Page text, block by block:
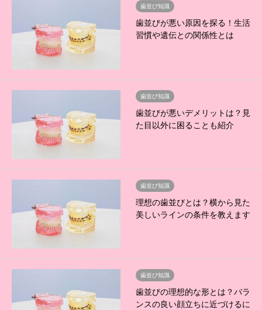
歯並び知識
歯並びが悪い原因を探る！生活
習慣や遺伝との関係性とは
歯並び知識
歯並びが悪いデメリットは？見
た目以外に困ることも紹介
歯並び知識
理想の歯並びとは？横から見た
美しいラインの条件を教えます
歯並び知識
歯並びの理想的な形とは？バラ
ンスの良い顔立ちに近づけるに